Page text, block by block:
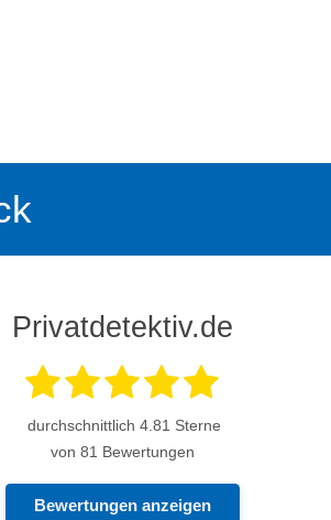
Privatdetektiv.de
durchschnittlich4.81 Sterne
von 81 Bewertungen
Bewertungen anzeigen